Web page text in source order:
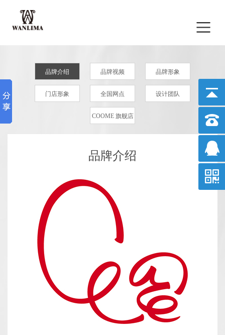
品牌介绍 品牌视频 品牌形象
门店形象 全国网点 设计团队
COOME 旗舰店
品牌介绍